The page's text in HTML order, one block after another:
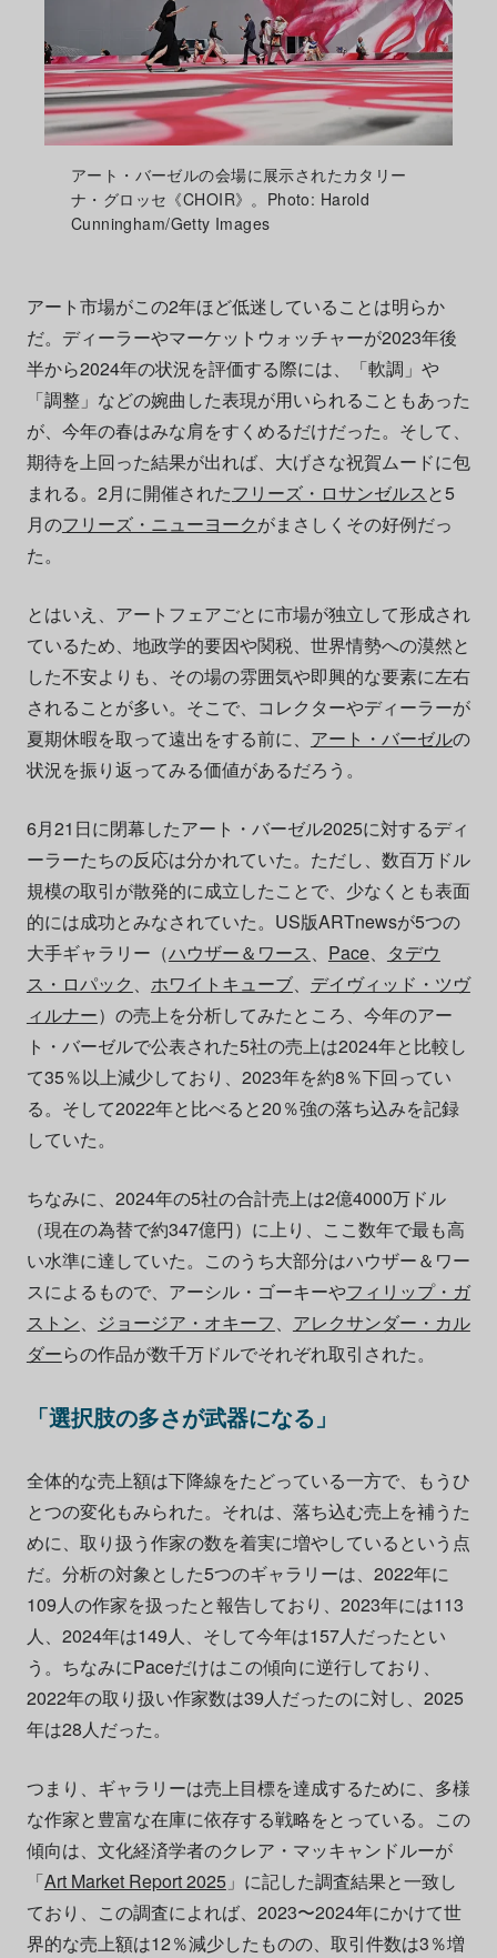
アート・バーゼルの会場に展示されたカタリー
ナ・グロッセ《CHOIR》。Photo: Harold
Cunningham/Getty Images
アート市場がこの2年ほど低迷していることは明らか
だ。ディーラーやマーケットウォッチャーが2023年後
半から2024年の状況を評価する際には、「軟調」や
「調整」などの婉曲した表現が用いられることもあった
が、今年の春はみな肩をすくめるだけだった。そして、
期待を上回った結果が出れば、大げさな祝賀ムードに包
まれる。2月に開催されたフリーズ・ロサンゼルス と5
月のフリーズ・ニューヨークがまさしくその好例だっ
た。
とはいえ、アートフェアごとに市場が独立して形成され
ているため、地政学的要因や関税、世界情勢への漠然と
した不安よりも、その場の雰囲気や即興的な要素に左右
されることが多い。そこで、コレクターやディーラーが
夏期休暇を取って遠出をする前に、 アート・バーゼルの
状況を振り返ってみる価値があるだろう。
6月21日に閉幕したアート・バーゼル2025に対するディ
ーラーたちの反応は分かれていた。ただし、数百万ドル
規模の取引が散発的に成立したことで、少なくとも表面
的には成功とみなされていた。US版ARTnewsが5つの
大手ギャラリー（ハウザー＆ワース Pace、 タデウ
ス・ロパック
ホワイトキューブ、 デイヴィッド・ツヴ
ィルナー）の売上を分析してみたところ、今年のアー
ト・バーゼルで公表された5社の売上は2024年と比較し
て35％以上減少しており、2023年を約8％下回ってい
る。そして2022年と比べると20％強の落ち込みを記録
していた。
ちなみに、2024年の5社の合計売上は2億4000万ドル
（現在の為替で約347億円）に上り、ここ数年で最も高
い水準に達していた。このうち大部分はハウザー＆ワー
スによるもので、アーシル・ゴーキーやフィリップ・ガ
ストン
ジョージア・オキーフ
アレクサンダー・カル
ダーらの作品が数千万ドルでそれぞれ取引された。
「選択肢の多さが武器になる」
全体的な売上額は下降線をたどっている一方で、もうひ
とつの変化もみられた。それは、落ち込む売上を補うた
めに、取り扱う作家の数を着実に増やしているという点
だ。分析の対象とした5つのギャラリーは、2022年に
109人の作家を扱ったと報告しており、2023年には113
人、2024年は149人、そして今年は157人だったとい
う。ちなみにPaceだけはこの傾向に逆行しており、
2022年の取り扱い作家数は39人だったのに対し、2025
年は28人だった。
つまり、ギャラリーは売上目標を達成するために、多様
な作家と豊富な在庫に依存する戦略をとっている。この
傾向は、文化経済学者のクレア・マッキャンドルーが
「Art Market Report 2025」に記した調査結果と一致し
ており、この調査によれば、2023〜2024年にかけて世
界的な売上額は12％減少したものの、取引件数は3％増